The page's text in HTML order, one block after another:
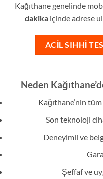
Kağıthane genelinde
dakika içinde adrese
ACIL SIHHI
Neden
Kağıthane’nin
Son teknoloji
Deneyimli ve
Şeffaf ve